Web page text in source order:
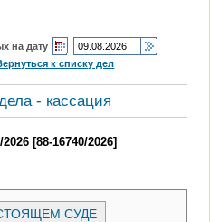
на дату
к списку дел
- кассация
[88-16740/2026]
СУДЕ